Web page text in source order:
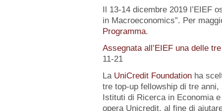
Il 13-14 dicembre 2019 l’EIEF
in Macroeconomics”. Per
Programma.
Assegnata all’EIEF una delle
11-21
La UniCredit Foundationha
tre top-up fellowship di tre
Istituti di Ricerca in Economia
opera Unicredit, al fine di